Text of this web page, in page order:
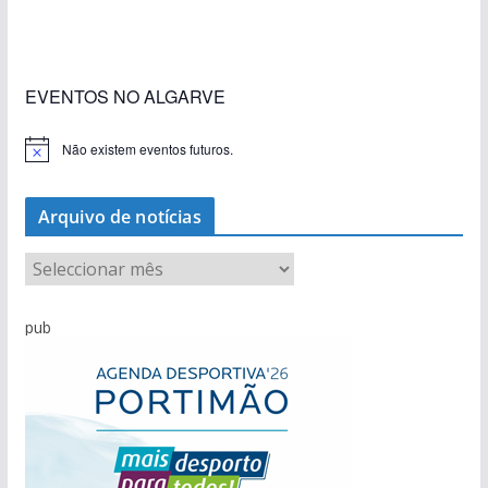
EVENTOS NO ALGARVE
Não existem eventos futuros.
Arquivo de notícias
r
pub